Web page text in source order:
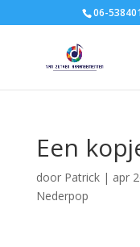
06-
Een
door Patrick| apr
Nederpop